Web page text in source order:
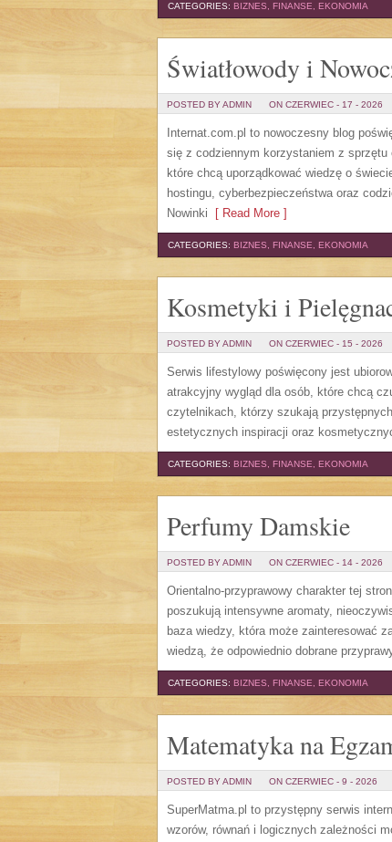
CATEGORIES: BIZNES, FINANSE, EKONOMIA
Światłowody i
POSTED BY ADMIN ON CZERWIEC - 17 - 2026
Internat.com.pl to nowoczesny blog
się z codziennym korzystaniem z
które chcą uporządkować wiedzę o
hostingu, cyberbezpieczeństwa oraz
Nowinki [ Read More ]
CATEGORIES: BIZNES, FINANSE, EKONOMIA
Kosmetyki i
POSTED BY ADMIN ON CZERWIEC - 15 - 2026
Serwis lifestylowy poświęcony jest
atrakcyjny wygląd dla osób, które chcą
czytelnikach, którzy szukają
estetycznych inspiracji oraz
CATEGORIES: BIZNES, FINANSE, EKONOMIA
Perfumy Damskie
POSTED BY ADMIN ON CZERWIEC - 14 - 2026
Orientalno-przyprawowy charakter tej
poszukują intensywne aromaty,
baza wiedzy, która może zainteresować
wiedzą, że odpowiednio dobrane
CATEGORIES: BIZNES, FINANSE, EKONOMIA
Matematyka na
POSTED BY ADMIN ON CZERWIEC - 9 - 2026
SuperMatma.pl to przystępny serwis
wzorów, równań i logicznych zależności